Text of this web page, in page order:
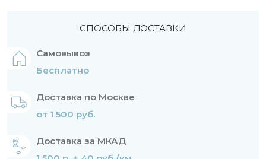
СПОСОБЫ ДОСТАВКИ
Самовывоз
Бесплатно
Доставка по Москве
от 1 500 руб.
Доставка за МКАД